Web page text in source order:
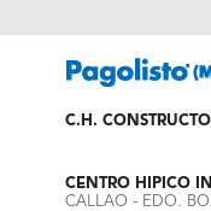
C.H.
CENTRO HIPICO
CALLAO - EDO.